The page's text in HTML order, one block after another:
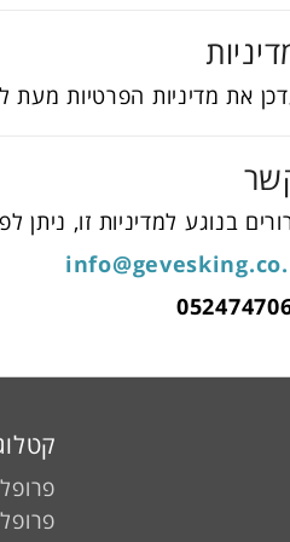
את מדיניות הפרטיות
בנוגע למדיניות זו, ניתן